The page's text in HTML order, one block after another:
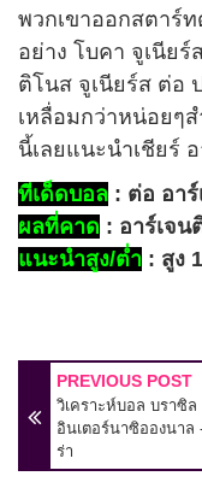
พวกเขาออกสตาร์
อย่าง โบคา จูเนียร์
ติโนส จูเนียร์ส ต่อ
เหลื่อมกว่าหน่อยๆ
นี้เลยแนะนำเชียร์
ทีเด็ดบอล : ต่อ อา
ผลที่คาด : อาร์เจน
แนะนำสูง/ต่ำ : สูง
PREVIOUS POST
วิเคราะห์บอล บราซิล
อินเตอร์นาซิอองนาล
ร่า